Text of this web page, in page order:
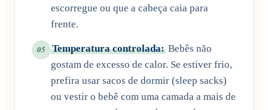
escorregue ou que a cabeça caia para
frente.
05 Temperatura controlada: Bebês não
gostam de excesso de calor. Se estiver frio,
prefira usar sacos de dormir (sleep sacks)
ou vestir o bebê com uma camada a mais de